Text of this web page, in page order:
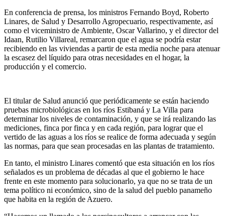
En conferencia de prensa, los ministros Fernando Boyd, Roberto
Linares, de Salud y Desarrollo Agropecuario, respectivamente, así
como el viceministro de Ambiente, Oscar Vallarino, y el director del
Idaan, Rutilio Villareal, remarcaron que el agua se podría estar
recibiendo en las viviendas a partir de esta media noche para atenuar
la escasez del líquido para otras necesidades en el hogar, la
producción y el comercio.
El titular de Salud anunció que periódicamente se están haciendo
pruebas microbiológicas en los ríos Estibaná y La Villa para
determinar los niveles de contaminación, y que se irá realizando las
mediciones, finca por finca y en cada región, para lograr que el
vertido de las aguas a los ríos se realice de forma adecuada y según
las normas, para que sean procesadas en las plantas de tratamiento.
En tanto, el ministro Linares comentó que esta situación en los ríos
señalados es un problema de décadas al que el gobierno le hace
frente en este momento para solucionarlo, ya que no se trata de un
tema político ni económico, sino de la salud del pueblo panameño
que habita en la región de Azuero.